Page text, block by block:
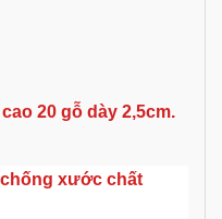
20 gỗ dày 2,5cm.
xước chất